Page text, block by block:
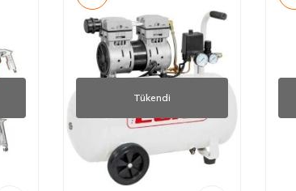
Tükendi